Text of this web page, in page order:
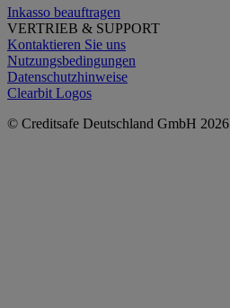
Inkasso beauftragen
VERTRIEB & SUPPORT
Kontaktieren Sie uns
Nutzungsbedingungen
Datenschutzhinweise
Clearbit Logos
© Creditsafe Deutschland GmbH 2026